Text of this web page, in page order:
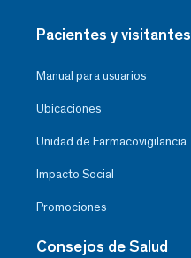
Pacientes y visitantes
Manual para usuarios
Ubicaciones
Unidad de Farmacovigilancia
Impacto Social
Promociones
Consejos de Salud